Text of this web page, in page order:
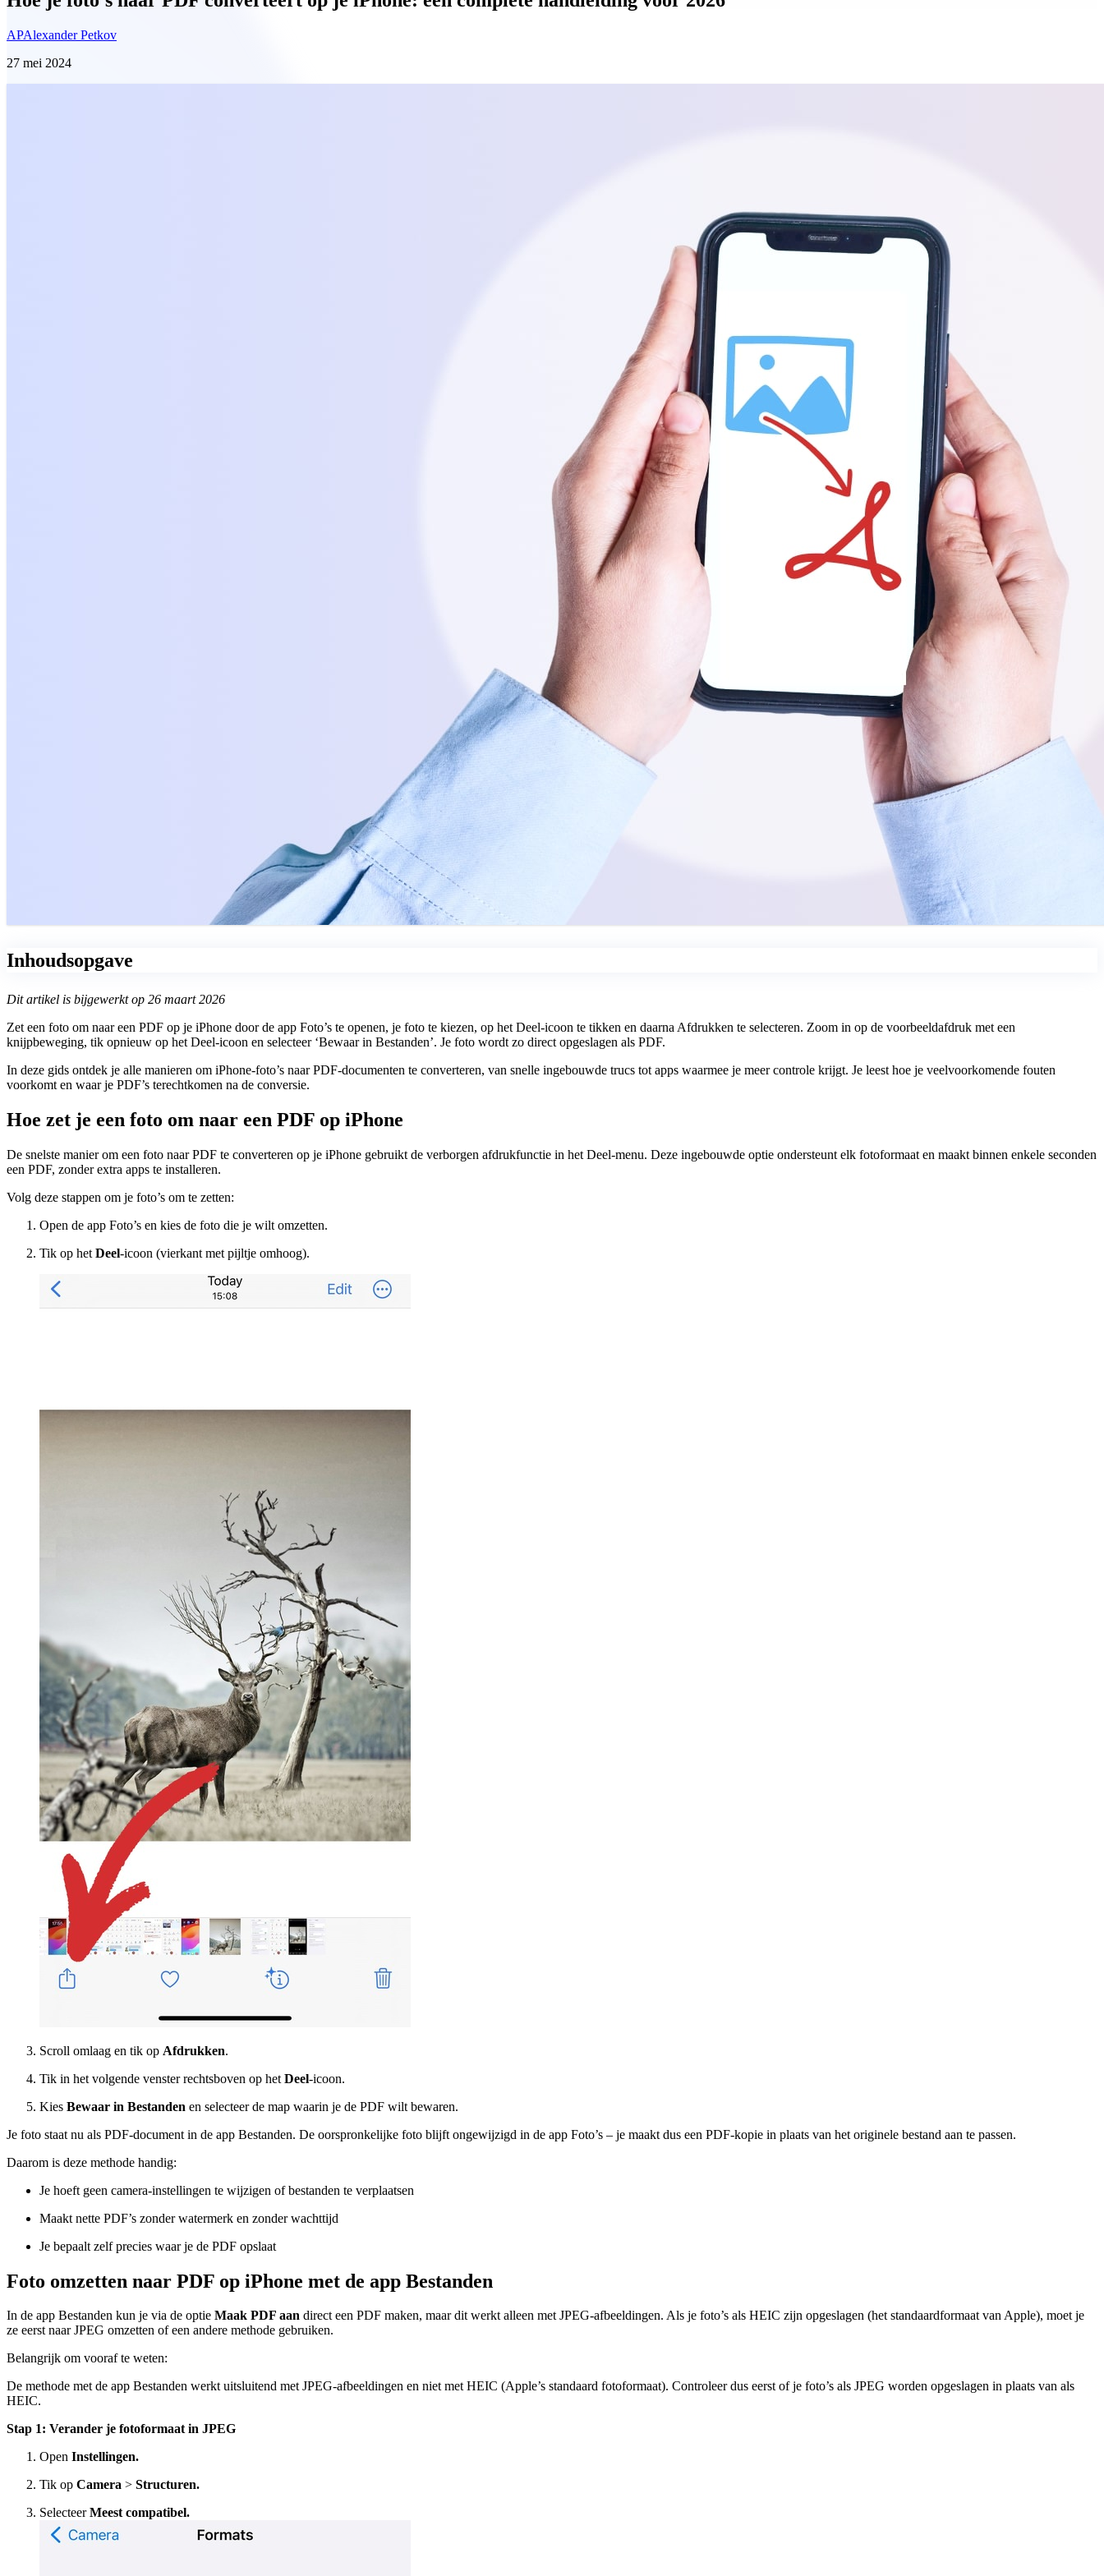
APAlexander Petkov
27 mei 2024
Inhoudsopgave
Dit artikel is bijgewerkt op 26 maart 2026
Zet een foto om naar een PDF op je iPhone door de app Foto’s te openen, je foto te kiezen, op het Deel-icoon te tikken en daarna Afdrukken te selecteren. Zoom in op de voorbeeldafdruk met een
knijpbeweging, tik opnieuw op het Deel-icoon en selecteer ‘Bewaar in Bestanden’. Je foto wordt zo direct opgeslagen als PDF.
In deze gids ontdek je alle manieren om iPhone-foto’s naar PDF-documenten te converteren, van snelle ingebouwde trucs tot apps waarmee je meer controle krijgt. Je leest hoe je veelvoorkomende fouten
voorkomt en waar je PDF’s terechtkomen na de conversie.
Hoe zet je een foto om naar een PDF op iPhone
De snelste manier om een foto naar PDF te converteren op je iPhone gebruikt de verborgen afdrukfunctie in het Deel-menu. Deze ingebouwde optie ondersteunt elk fotoformaat en maakt binnen enkele seconden
een PDF, zonder extra apps te installeren.
Volg deze stappen om je foto’s om te zetten:
Open de app Foto’s en kies de foto die je wilt omzetten.
Tik op het Deel-icoon (vierkant met pijltje omhoog).
Scroll omlaag en tik op Afdrukken.
Tik in het volgende venster rechtsboven op het Deel-icoon.
Kies Bewaar in Bestanden en selecteer de map waarin je de PDF wilt bewaren.
Je foto staat nu als PDF-document in de app Bestanden. De oorspronkelijke foto blijft ongewijzigd in de app Foto’s – je maakt dus een PDF-kopie in plaats van het originele bestand aan te passen.
Daarom is deze methode handig:
Je hoeft geen camera-instellingen te wijzigen of bestanden te verplaatsen
Maakt nette PDF’s zonder watermerk en zonder wachttijd
Je bepaalt zelf precies waar je de PDF opslaat
Foto omzetten naar PDF op iPhone met de app Bestanden
In de app Bestanden kun je via de optie Maak PDF aan direct een PDF maken, maar dit werkt alleen met JPEG-afbeeldingen. Als je foto’s als HEIC zijn opgeslagen (het standaardformaat van Apple), moet je
ze eerst naar JPEG omzetten of een andere methode gebruiken.
Belangrijk om vooraf te weten:
De methode met de app Bestanden werkt uitsluitend met JPEG-afbeeldingen en niet met HEIC (Apple’s standaard fotoformaat). Controleer dus eerst of je foto’s als JPEG worden opgeslagen in plaats van als
HEIC.
Stap 1: Verander je fotoformaat in JPEG
Open Instellingen.
Tik op Camera > Structuren.
SelecteerMeest compatibel.